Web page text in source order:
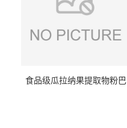
食品级瓜拉纳果提取物粉巴